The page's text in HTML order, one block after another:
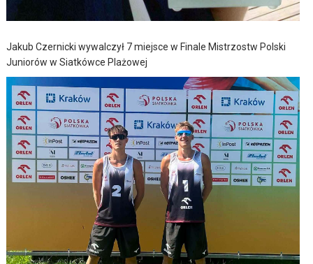
Jakub Czernicki wywalczył 7 miejsce w Finale Mistrzostw Polski
Juniorów w Siatkówce Plażowej